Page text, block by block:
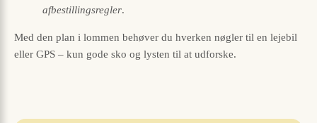
afbestillingsregler.
Med den plan i lommen behøver du hverken nøgler til en lejebil
eller GPS – kun gode sko og lysten til at udforske.